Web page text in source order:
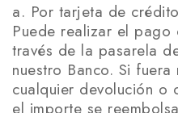
a. Por tarjeta de
Puede realizar el pago
través de la pasarela
nuestro Banco. Si
cualquier devolución o
el importe se